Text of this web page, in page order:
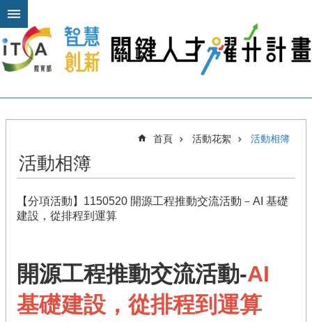
跳到主要內容區塊
進
搜
尋
本
計
公
計
畫
平
臺
首頁 活動花絮 活動相簿
活動相簿
【分項活動】1150520 開源工程推動交流活動－AI 基礎
建設，從排程到運算
開源工程推動交流活動-AI
基礎建設，從排程到運算